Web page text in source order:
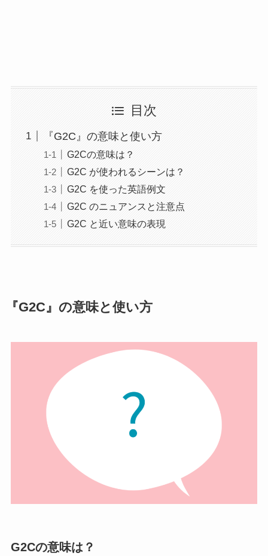
目次
『G2C』の意味と使い方
G2Cの意味は？
G2C が使われるシーンは？
G2C を使った英語例文
G2C のニュアンスと注意点
G2C と近い意味の表現
『G2C』の意味と使い方
G2Cの意味は？